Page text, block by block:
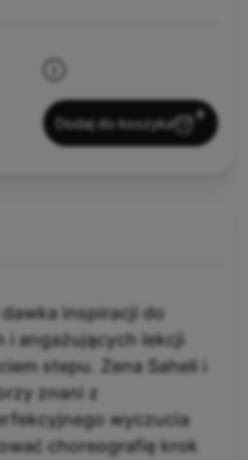
Dodaj do koszyka
inspiracji do
i angażujących lekcji
stepu. Zena Saheli i
znani z
wyczucia
choreografię krok